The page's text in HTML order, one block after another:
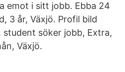
emot i sitt jobb. Ebba 24
3 år, Växjö. Profil bild
student söker jobb, Extra,
Växjö.